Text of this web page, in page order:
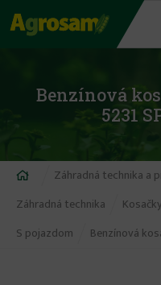
Jump
to
Benzínová
5231
Nachádzate
sa
tu
Záhradná technika a
Záhradná technika
Kosačky
S pojazdom
Benzínová